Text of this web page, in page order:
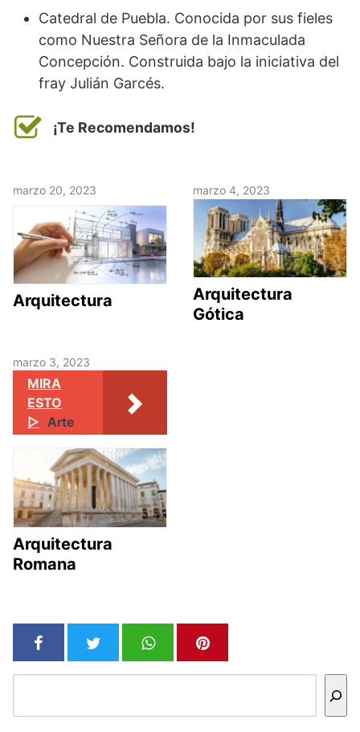
Catedral de Puebla. Conocida por sus fieles
como Nuestra Señora de la Inmaculada
Concepción. Construida bajo la iniciativa del
fray Julián Garcés.
¡Te Recomendamos!
marzo 20, 2023
Arquitectura
marzo 4, 2023
Arquitectura
Gótica
marzo 3, 2023
MIRA
ESTO
▷ Arte
Arquitectura
Romana